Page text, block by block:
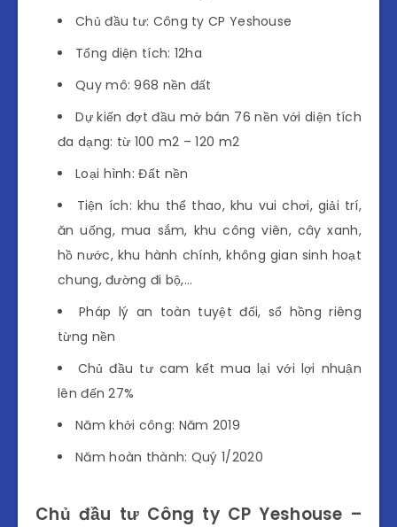
Chủ đầu tư: Công ty CP Yeshouse
Tổng diện tích: 12ha
Quy mô: 968 nền đất
Dự kiến đợt đầu mở bán 76 nền với diện tích
đa dạng: từ 100 m2 – 120 m2
Loại hình: Đất nền
Tiện ích: khu thể thao, khu vui chơi, giải trí,
ăn uống, mua sắm, khu công viên, cây xanh,
hồ nước, khu hành chính, không gian sinh hoạt
chung, đường đi bộ,…
Pháp lý an toàn tuyệt đối, sổ hồng riêng
từng nền
Chủ đầu tư cam kết mua lại với lợi nhuận
lên đến 27%
Năm khởi công: Năm 2019
Năm hoàn thành: Quý 1/2020
Chủ đầu tư Công ty CP Yeshouse –